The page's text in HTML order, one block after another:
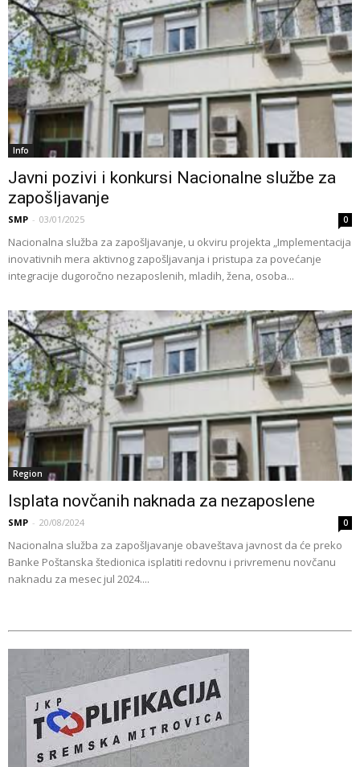
Info
Javni pozivi i konkursi Nacionalne službe za
zapošljavanje
SMP - 03/01/2025 0
Nacionalna služba za zapošljavanje, u okviru projekta „Implementacija
inovativnih mera aktivnog zapošljavanja i pristupa za povećanje
integracije dugoročno nezaposlenih, mladih, žena, osoba...
Region
Isplata novčanih naknada za nezaposlene
SMP - 20/08/2024 0
Nacionalna služba za zapošljavanje obaveštava javnost da će preko
Banke Poštanska štedionica isplatiti redovnu i privremenu novčanu
naknadu za mesec jul 2024....